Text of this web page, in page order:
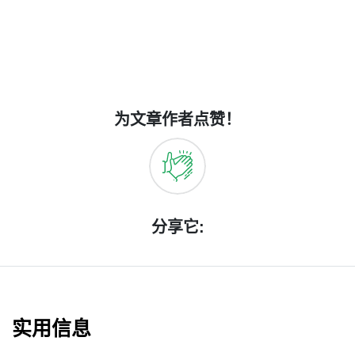
为文章作者点赞！
分享它:
实用信息